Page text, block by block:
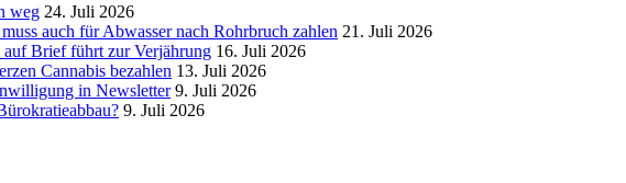
weg 24. Juli 2026
auch für Abwasser nach Rohrbruch zahlen 21. Juli 2026
Brief führt zur Verjährung 16. Juli 2026
Cannabis bezahlen 13. Juli 2026
in Newsletter 9. Juli 2026
9. Juli 2026